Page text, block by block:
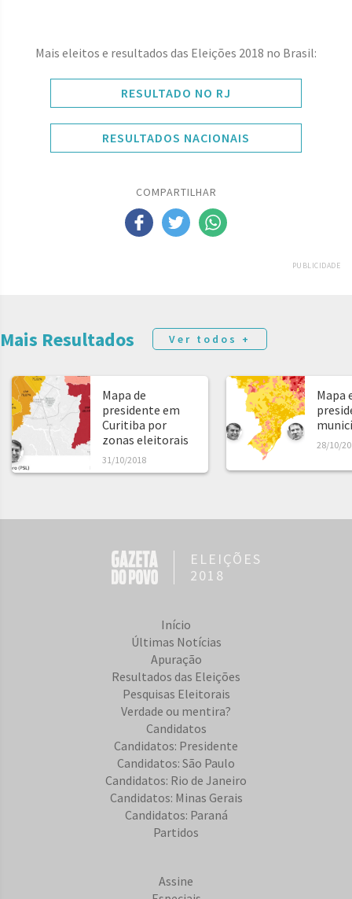
Mais eleitos e resultados das Eleições 2018 no Brasil:
RESULTADO NO RJ
RESULTADOS NACIONAIS
COMPARTILHAR
PUBLICIDADE
Mais Resultados Ver todos +
Mapa de
presidente em
Curitiba por
zonas eleitorais
31/10/2018
Mapa
28/10/
ELEIÇÕES
2018
Início
Últimas Notícias
Apuração
Resultados das Eleições
Pesquisas Eleitorais
Verdade ou mentira?
Candidatos
Candidatos: Presidente
Candidatos: São Paulo
Candidatos: Rio de Janeiro
Candidatos: Minas Gerais
Candidatos: Paraná
Partidos
Assine